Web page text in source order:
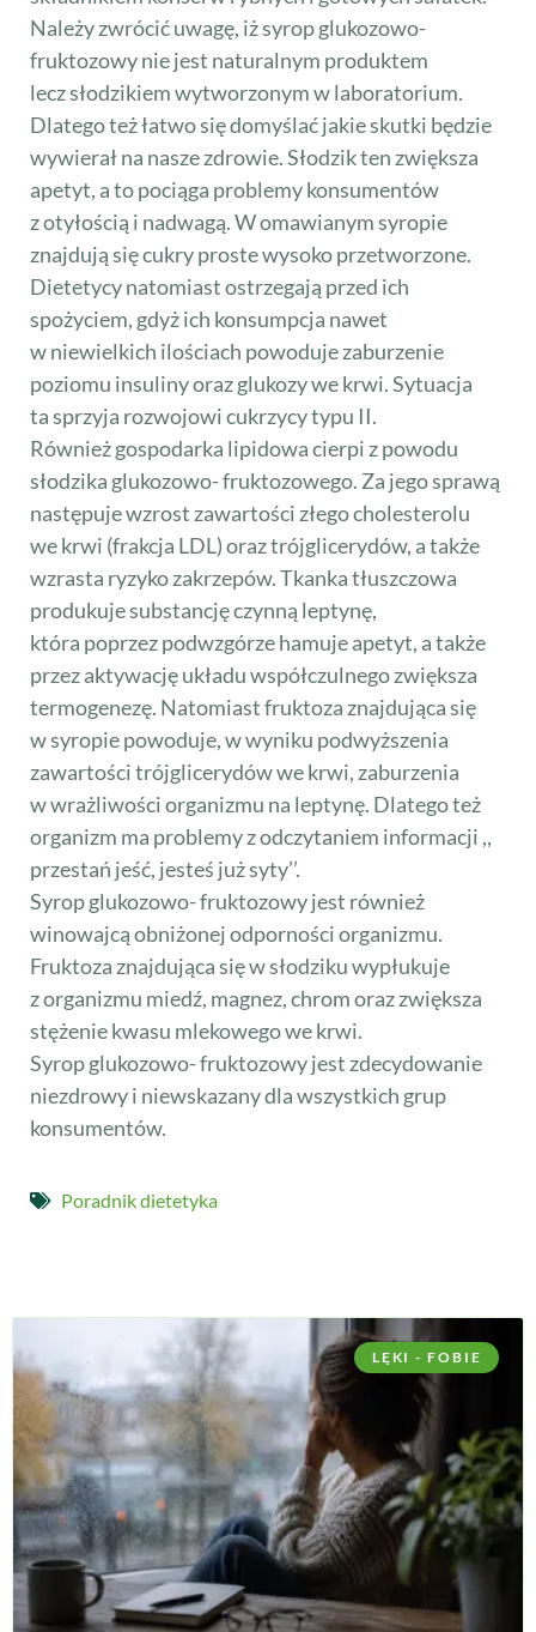
Należy zwrócić uwagę, iż syrop glukozowo-
fruktozowy nie jest naturalnym produktem
lecz słodzikiem wytworzonym w laboratorium.
Dlatego też łatwo się domyślać jakie skutki będzie
wywierał na nasze zdrowie. Słodzik ten zwiększa
apetyt, a to pociąga problemy konsumentów
z otyłością i nadwagą. W omawianym syropie
znajdują się cukry proste wysoko przetworzone.
Dietetycy natomiast ostrzegają przed ich
spożyciem, gdyż ich konsumpcja nawet
w niewielkich ilościach powoduje zaburzenie
poziomu insuliny oraz glukozy we krwi. Sytuacja
ta sprzyja rozwojowi cukrzycy typu II.
Również gospodarka lipidowa cierpi z powodu
słodzika glukozowo- fruktozowego. Za jego sprawą
następuje wzrost zawartości złego cholesterolu
we krwi (frakcja LDL) oraz trójglicerydów, a także
wzrasta ryzyko zakrzepów. Tkanka tłuszczowa
produkuje substancję czynną leptynę,
która poprzez podwzgórze hamuje apetyt, a także
przez aktywację układu współczulnego zwiększa
termogenezę. Natomiast fruktoza znajdująca się
w syropie powoduje, w wyniku podwyższenia
zawartości trójglicerydów we krwi, zaburzenia
w wrażliwości organizmu na leptynę. Dlatego też
organizm ma problemy z odczytaniem informacji ,,
przestań jeść, jesteś już syty’’.
Syrop glukozowo- fruktozowy jest również
winowajcą obniżonej odporności organizmu.
Fruktoza znajdująca się w słodziku wypłukuje
z organizmu miedź, magnez, chrom oraz zwiększa
stężenie kwasu mlekowego we krwi.
Syrop glukozowo- fruktozowy jest zdecydowanie
niezdrowy i niewskazany dla wszystkich grup
konsumentów.
Poradnik dietetyka
LĘKI - FOBIE